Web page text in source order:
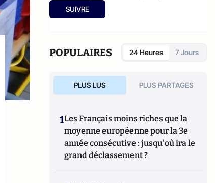
agrégats, Cancer militant).
SUIVRE
POPULAIRES 24 Heures 7 Jours
PLUS LUS PLUS PARTAGES
1Les Français moins riches que la
moyenne européenne pour la 3e
année consécutive : jusqu'où ira le
grand déclassement ?